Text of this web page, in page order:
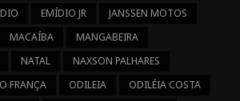
EMÍDIO JR
JANSSEN MOTOS
MACAÍBA
MANGABEIRA
NATAL
NAXSON PALHARES
FRANÇA ODILEIA
ODILÉIA COSTA